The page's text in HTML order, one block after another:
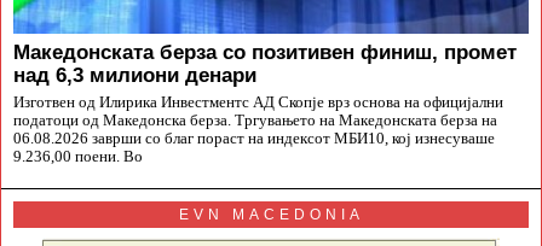
Македонската берза со позитивен финиш, промет
над 6,3 милиони денари
Изготвен од Илирика Инвестментс АД Скопје врз основа на официјални
податоци од Македонска берза. Тргувањето на Македонската берза на
06.08.2026 заврши со благ пораст на индексот МБИ10, кој изнесуваше
9.236,00 поени. Во
EVN MACEDONIA